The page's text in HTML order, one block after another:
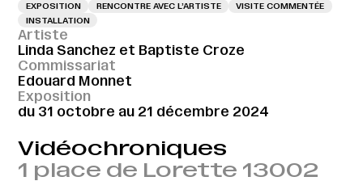
EXPOSITION RENCONTRE AVEC L’ARTISTE
VISITE COMMENTÉE
INSTALLATION
Artiste
Linda Sanchez et Baptiste Croze
Commissariat
Edouard Monnet
Exposition
du 31 octobre au 21 décembre 2024
Vidéochroniques
1 place de Lorette 13002